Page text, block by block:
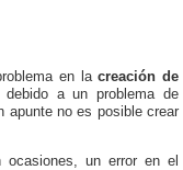
en lacreación de
a un problema de
apunte no es posible crear
ocasiones, un error en el